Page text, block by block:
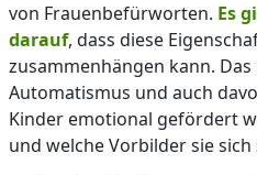
von Frauenbefürworten. Es
darauf, dass diese
zusammenhängen kann.
Automatismus und auch
Kinder emotional gefördert
und welche Vorbilder sie sich